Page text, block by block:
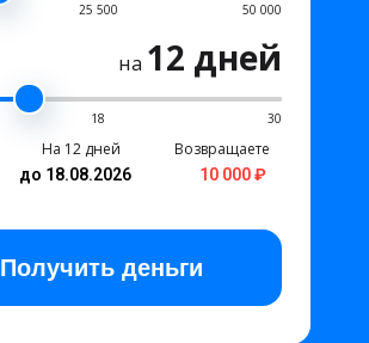
25 500 50 000
на 12 дней
18 30
На 12 дней
до 18.08.2026
Возвращаете
10 000 ₽
Получить деньги